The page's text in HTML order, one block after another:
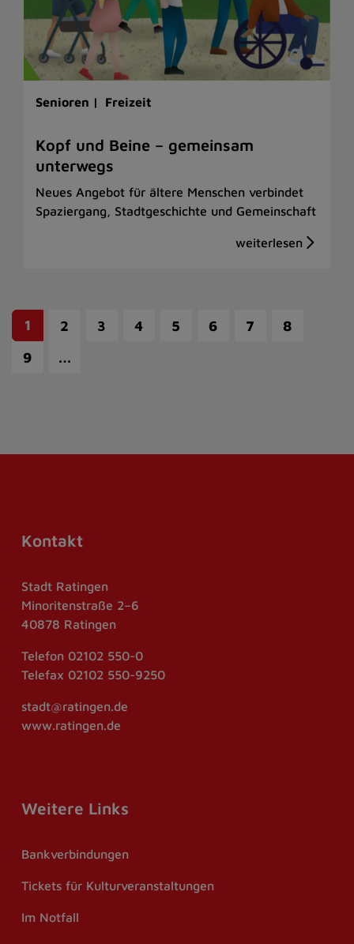
Senioren | Freizeit
Kopf und Beine – gemeinsam
unterwegs
Neues Angebot für ältere Menschen verbindet
Spaziergang, Stadtgeschichte und Gemeinschaft
1 2 3 4 5 6 7
8
9
…
Kontakt
Stadt Ratingen
Minoritenstraße 2–6
40878 Ratingen
Telefon 02102 550-0
Telefax 02102 550-9250
stadt@ratingen.de
www.ratingen.de
Weitere Links
Bankverbindungen
Tickets für Kulturveranstaltungen
Im Notfall